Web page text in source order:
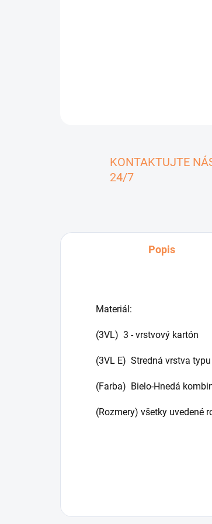
KONTAKTUJTE
24/7
Popis
Materiál:
(3VL) 3 - vrstvový kartón
(3VL E) Stredná vrstva typu
(Farba) Bielo-Hnedá
(Rozmery) všetky uvedené